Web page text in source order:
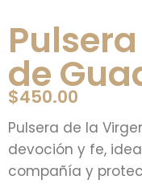
de
$450.00
Pulsera de la
devoción y fe,
compañía y